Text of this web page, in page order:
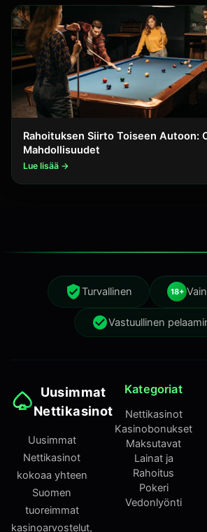
Rahoituksen Siirto Toiseen Autoon:
Mahdollisuudet
Lue lisää →
Turvallinen 18+
Vastuullinen
Uusimmat
Nettikasinot
Uusimmat
Nettikasinot
kokoaa yhteen
Suomen
tuoreimmat
kasinoarvostelut,
Kategoriat
Nettikasinot
Kasinobonukset
Maksutavat
Lainat ja
Rahoitus
Pokeri
Vedonlyönti